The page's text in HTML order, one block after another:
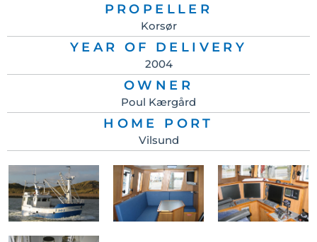
PROPELLER
Korsør
YEAR OF DELIVERY
2004
OWNER
Poul Kærgård
HOME PORT
Vilsund